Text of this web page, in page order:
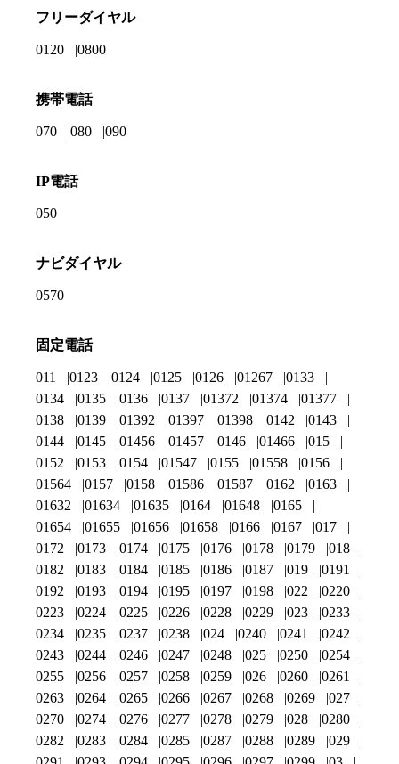
フリーダイヤル
0120 0800
携帯電話
070 080 090
IP電話
050
ナビダイヤル
0570
固定電話
011 0123 0124 0125 0126 01267
0133
0134
0135 0136 0137 01372 01374
01377
0138
0139 01392 01397 01398 0142
0143
0144
0145 01456 01457 0146 01466
015
0152
0153 0154 01547 0155 01558
0156
01564
0157 0158 01586 01587 0162
0163
01632
01634 01635 0164 01648
0165
01654
01655 01656 01658 0166 0167
017
0172
0173 0174 0175 0176 0178 0179
018
0182
0183 0184 0185 0186 0187 019
0191
0192
0193 0194 0195 0197 0198 022
0220
0223
0224 0225 0226 0228 0229 023
0233
0234
0235 0237 0238 024 0240 0241
0242
0243
0244 0246 0247 0248 025 0250
0254
0255
0256 0257 0258 0259 026 0260
0261
0263
0264 0265 0266 0267 0268 0269
027
0270
0274 0276 0277 0278 0279 028
0280
0282
0283 0284 0285 0287 0288 0289
029